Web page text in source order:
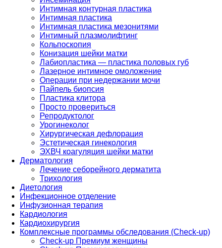
Интимная контурная пластика
Интимная пластика
Интимная пластика мезонитями
Интимный плазмолифтинг
Кольпоскопия
Конизация шейки матки
Лабиопластика — пластика половых губ
Лазерное интимное омоложение
Операции при недержании мочи
Пайпель биопсия
Пластика клитора
Просто провериться
Репродуктолог
Урогинеколог
Хирургическая дефлорация
Эстетическая гинекология
ЭХВЧ коагуляция шейки матки
Дерматология
Лечение себорейного дерматита
Трихология
Диетология
Инфекционное отделение
Инфузионная терапия
Кардиология
Кардиохирургия
Комплексные программы обследования (Check-up)
Check-up Премиум женщины